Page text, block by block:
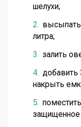
шелухи;
литра;
залить
добавить
накрыть
защищенное